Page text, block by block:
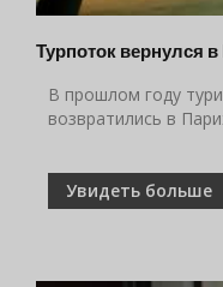
Турпоток вернулся
В прошлом году
возвратились в
Увидеть больше